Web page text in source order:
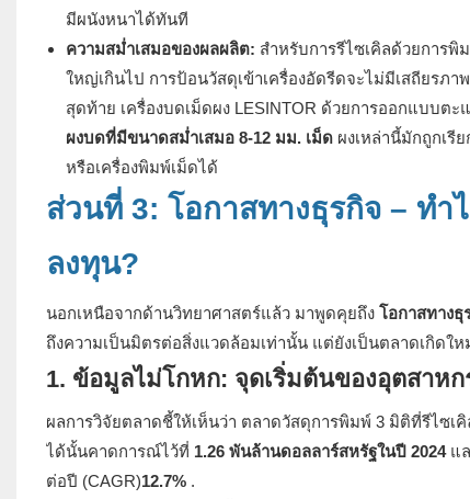
มีผนังหนาได้ทันที
ความสม่ำเสมอของผลผลิต: สำหรับการรีไซเคิลด้วยการ
ใหญ่เกินไป การป้อนวัสดุเข้าเครื่องอัดรีดจะไม่มีเสถียรภ
สุดท้าย เครื่องบดเม็ดผง LESINTOR ด้วยการออกแบบตะ
ผงบดที่มีขนาดสม่ำเสมอ 8-12 มม. เม็ดผงเหล่านี้มักถูกเรี
หรือเครื่องพิมพ์เม็ดได้
ส่วนที่ 3: โอกาสทางธุรกิจ – ทำ
ลงทุน?
นอกเหนือจากด้านวิทยาศาสตร์แล้ว มาพูดคุยถึง โอกาสทางธุ
ถึงความเป็นมิตรต่อสิ่งแวดล้อมเท่านั้น แต่ยังเป็นตลาดเกิดให
1. ข้อมูลไม่โกหก: จุดเริ่มต้นของอุตสาห
ผลการวิจัยตลาดชี้ให้เห็นว่า ตลาดวัสดุการพิมพ์ 3 มิติที่รีไซเ
ได้นั้นคาดการณ์ไว้ที่ 1.26 พันล้านดอลลาร์สหรัฐในปี 2024แล
ต่อปี (CAGR)12.7%.